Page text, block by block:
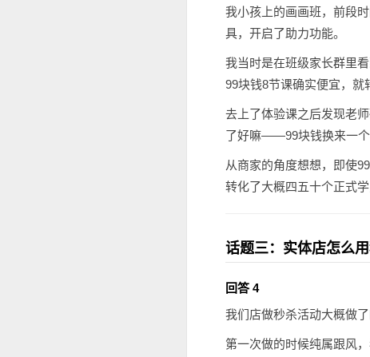
我小孩上的画画班，前段
具，开启了助力功能。
我当时是在班级家长群里
99块钱8节课确实便宜，就
去上了体验课之后发现老
了好嘛——99块钱换来一
从商家的角度想想，即使
转化了大概四五十个正式
话题三：实体店怎么用
回答 4
我们店做秒杀活动大概做
第一次做的时候纯属跟风